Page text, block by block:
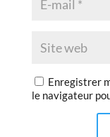
Enregistrer
le navigateur